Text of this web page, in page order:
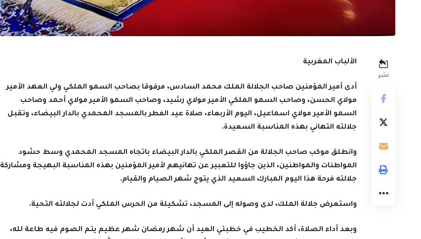
نشر
الألباب المغربية
أدى أمير المؤمنين صاحب الجلالة الملك محمد السادس، مرفوقا بصاحب السمو الملكي ولي العهد الأمير
مولاي الحسن، وصاحب السمو الملكي الأمير مولاي رشيد، وصاحب السمو الأمير مولاي أحمد وصاحب
السمو الأمير مولاي اسماعيل، اليوم الأربعاء، صلاة عيد الفطر بالمسجد المحمدي بالدار البيضاء، وتقبل
جلالته التهاني بهذه المناسبة السعيدة.
وانطلق موكب صاحب الجلالة من القصر الملكي بالدار البيضاء باتجاه المسجد المحمدي وسط حشود
المواطنات والمواطنين، الذين جاؤوا للتعبير عن تهانيهم لأمير المؤمنين بهذه المناسبة البهيجة ومشاركة
جلالته فرحة هذا اليوم المبارك السعيد الذي يتوج شهر الصيام والقيام.
واستعرض جلالة الملك، لدى وصوله إلى المسجد، تشكيلة من الحرس الملكي أدت لجلالته التحية.
وبعد أداء الصلاة، أكد الخطيب في خطبتي العيد أن شهر رمضان شهر عظيم يتم الصوم فيه طاعة لله،